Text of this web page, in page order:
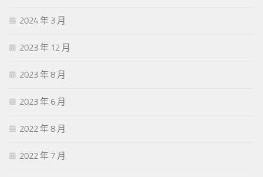
2024 年 3 月
2023 年 12 月
2023 年 8 月
2023 年 6 月
2022 年 8 月
2022 年 7 月